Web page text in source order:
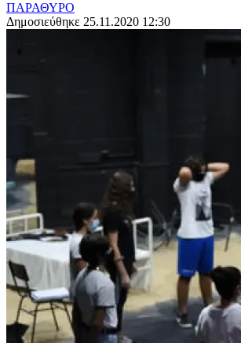
ΠΑΡΑΘΥΡΟ
Δημοσιεύθηκε 25.11.2020 12:30